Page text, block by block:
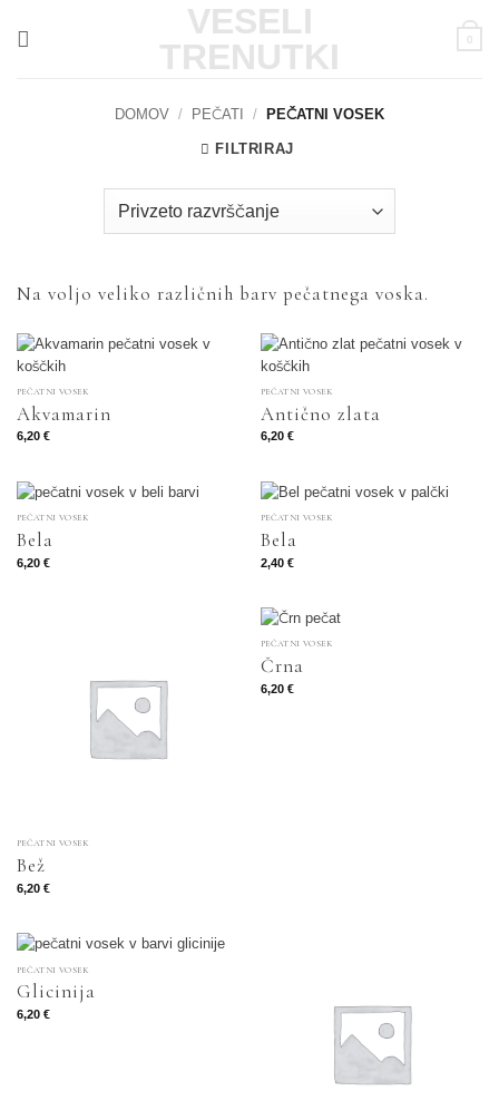
VESELI
TRENUTKI
0
DOMOV / PEČATI / PEČATNI VOSEK
FILTRIRAJ
Na voljo veliko različnih barv pečatnega voska.
PEČATNI VOSEK
Akvamarin
6,20 €
PEČATNI VOSEK
Antično zlata
6,20 €
PEČATNI VOSEK
Bela
6,20 €
PEČATNI VOSEK
Bela
2,40 €
PEČATNI VOSEK
Bež
6,20 €
PEČATNI VOSEK
Črna
6,20 €
PEČATNI VOSEK
Glicinija
6,20 €